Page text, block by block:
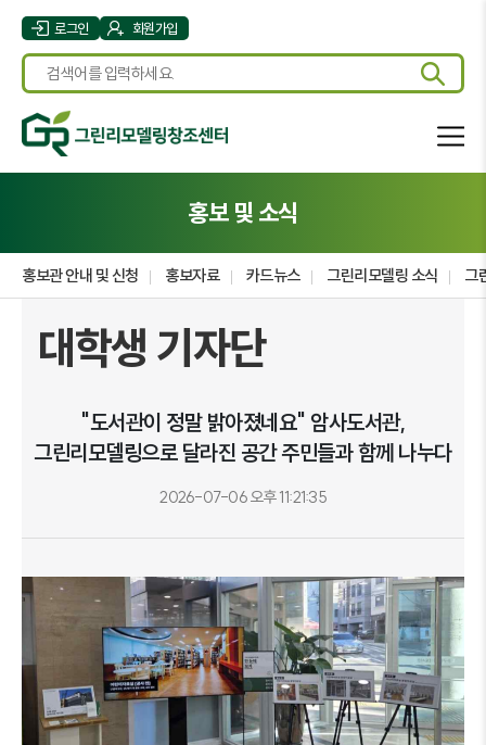
로그인 회원가입
홍보 및 소식
홍보관 안내 및 신청 홍보자료 카드뉴스 그린리모델링 소식 그
대학생 기자단
"도서관이 정말 밝아졌네요" 암사도서관,
그린리모델링으로 달라진 공간 주민들과 함께 나누다
2026-07-06 오후 11:21:35